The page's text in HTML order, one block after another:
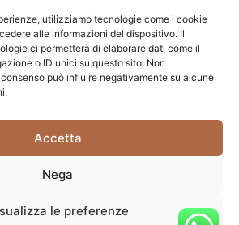
utilizziamo tecnologie come i cookie
alle informazioni del dispositivo. Il
ci permetterà di elaborare dati come il
o ID unici su questo sito. Non
può influire negativamente su alcune
Accetta
Nega
le preferenze
ALLA NEWSLETTER
Monia | P.IVA: 03415840408 | REA:
powered byStudio99